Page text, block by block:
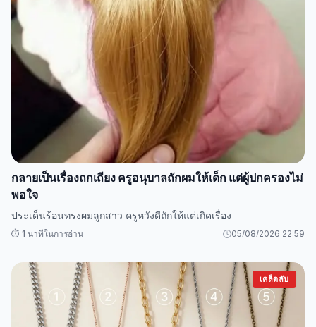
กลายเป็นเรื่องถกเถียง ครูอนุบาลถักผมให้เด็ก แต่ผู้ปกครองไม่
พอใจ
ประเด็นร้อนทรงผมลูกสาว ครูหวังดีถักให้แต่เกิดเรื่อง
⏱️ 1 นาทีในการอ่าน 05/08/2026 22:59
เคล็ดลับ